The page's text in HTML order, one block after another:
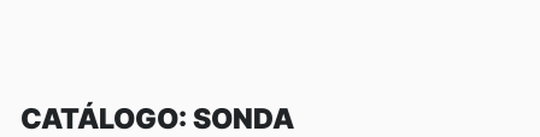
CATÁLOGO: SONDA